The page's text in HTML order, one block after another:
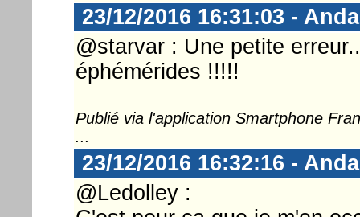
23/12/2016 16:31:03 -
@starvar : Une petite
éphémérides !!!!!
Publié via l'application Smartphone
...
23/12/2016 16:32:16 -
@Ledolley :